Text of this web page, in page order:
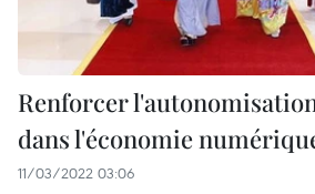
Renforcer
dans l'économie
11/03/2022 03:06